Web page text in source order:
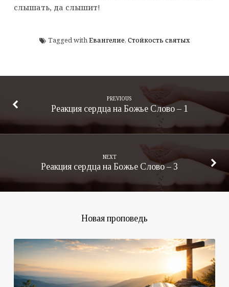
слышать, да слышит!
Tagged withЕвангелие, Стойкость святых
PREVIOUS
Реакция сердца на Божье Слово – 1
NEXT
Реакция сердца на Божье Слово – 3
Новая проповедь